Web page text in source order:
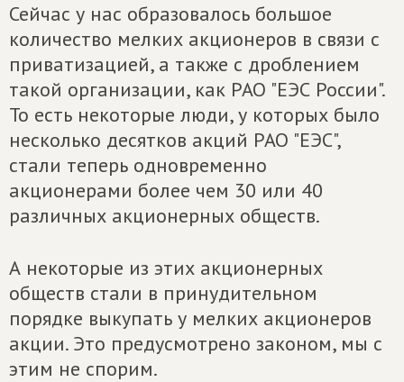
Сейчас у нас образовалось большое
количество мелких акционеров в связи с
приватизацией, а также с дроблением
такой организации, как РАО "ЕЭС России".
То есть некоторые люди, у которых было
несколько десятков акций РАО "ЕЭС",
стали теперь одновременно
акционерами более чем 30 или 40
различных акционерных обществ.
А некоторые из этих акционерных
обществ стали в принудительном
порядке выкупать у мелких акционеров
акции. Это предусмотрено законом, мы с
этим не спорим.